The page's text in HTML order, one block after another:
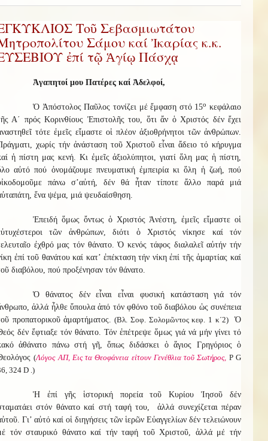
Τοῦ Σεβασμιωτάτου
Σάμου καί Ἰκαρίας κ.κ.
ἐπί τῷ Ἁγίῳ Πάσχᾳ
Ἀγαπητοί μου Πατέρες καί Ἀδελφοί,
Ὁ Ἀπόστολος Παῦλος τονίζει μέ ἔμφαση στό 15ο κεφάλαιο
Α΄ πρός Κορινθίους Ἐπιστολῆς του, ὅτι ἄν ὁ Χριστός δέν ἔχει
τότε ἐμεῖς εἴμαστε οἱ πλέον ἀξιοθρήνητοι τῶν ἀνθρώπων.
χωρίς τήν ἀνάσταση τοῦ Χριστοῦ εἶναι ἄδειο τό κήρυγμα
ἡ πίστη μας κενή. Κι ἐμεῖς ἀξιολύπητοι, γιατί ὅλη μας ἡ πίστη,
αὐτό πού ὀνομάζουμε πνευματική ἐμπειρία κι ὅλη ἡ ζωή, πού
πάνω σ’αὐτή, δέν θά ἦταν τίποτε ἄλλο παρά μιά
ἕνα ψέμα, μιά ψευδαίσθηση.
Ἐπειδή ὅμως ὄντως ὁ Χριστός Ἀνέστη, ἐμεῖς εἴμαστε οἱ
τῶν ἀνθρώπων, διότι ὁ Χριστός νίκησε καί τόν
ἐχθρό μας τόν θάνατο. Ὁ κενός τάφος διαλαλεῖ αὐτήν τήν
ἐπί τοῦ θανάτου καί κατ’ ἐπέκταση τήν νίκη ἐπί τῆς ἁμαρτίας καί
διαβόλου, πού προξένησαν τόν θάνατο.
Ὁ θάνατος δέν εἶναι εἶναι φυσική κατάσταση γιά τόν
ἀλλά ἦλθε ὕπουλα ἀπό τόν φθόνο τοῦ διαβόλου ὡς συνέπεια
προπατορικοῦ ἁμαρτήματος. (Βλ. Σοφ. Σολομῶντος κεφ. 1 κ΄2)
Ὁ
δέν ἔφτιαξε τόν θάνατο. Τόν ἐπέτρεψε ὅμως γιά νά μήν γίνει τό
ἀθάνατο πάνω στή γῆ, ὅπως διδάσκει ὁ ἅγιος Γρηγόριος ὁ
(Λόγος ΑΠ, Εις τα Θεοφάνεια είτουν Γενέθλια τοῦ Σωτήρος, Ρ G
324 D .)
Ἡ ἐπί γῆς ἱστορική πορεία τοῦ Κυρίου Ἰησοῦ δέν
στόν θάνατο καί στή ταφή του, ἀλλά συνεχίζεται πέραν
Γι’ αὐτό καί οἱ διηγήσεις τῶν ἱερῶν Εὐαγγελίων δέν τελειώνουν
τόν σταυρικό θάνατο καί τήν ταφή τοῦ Χριστοῦ, ἀλλά μέ τήν